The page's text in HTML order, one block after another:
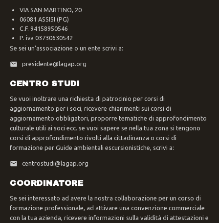
VIA SAN MARTINO, 20
06081 ASSISI (PG)
C.F. 94158950546
P. iva 03730630542
Se sei un'associazione o un ente scrivi a:
presidente@lagap.org
CENTRO STUDI
Se vuoi inoltrare una richiesta di patrocinio per corsi di
aggiornamento per i soci, ricevere chiarimenti sui corsi di
aggiornamento obbligatori, proporre tematiche di approfondimento
culturale utili ai soci ecc. se vuoi sapere se nella tua zona si tengono
corsi di approfondimento rivolti alla cittadinanza o corsi di
formazione per Guide ambientali escursionistiche, scrivi a:
centrostudi@lagap.org
COORDINATORE
Se sei interessato ad avere la nostra collaborazione per un corso di
formazione professionale, ad attivare una convenzione commerciale
con la tua azienda, ricevere informazioni sulla validità di attestazioni e